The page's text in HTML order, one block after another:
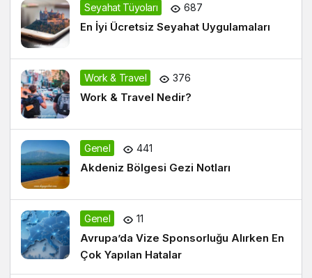
Seyahat Tüyoları 687
En İyi Ücretsiz Seyahat Uygulamaları
Work & Travel 376
Work & Travel Nedir?
Genel 441
Akdeniz Bölgesi Gezi Notları
Genel 11
Avrupa’da Vize Sponsorluğu Alırken En
Çok Yapılan Hatalar